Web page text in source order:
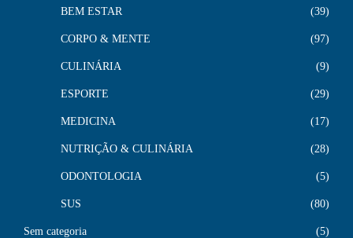
BEM ESTAR 39
CORPO & MENTE 97
CULINÁRIA 9
ESPORTE 29
MEDICINA 17
NUTRIÇÃO & CULINÁRIA 28
ODONTOLOGIA 5
SUS 80
Sem categoria 5